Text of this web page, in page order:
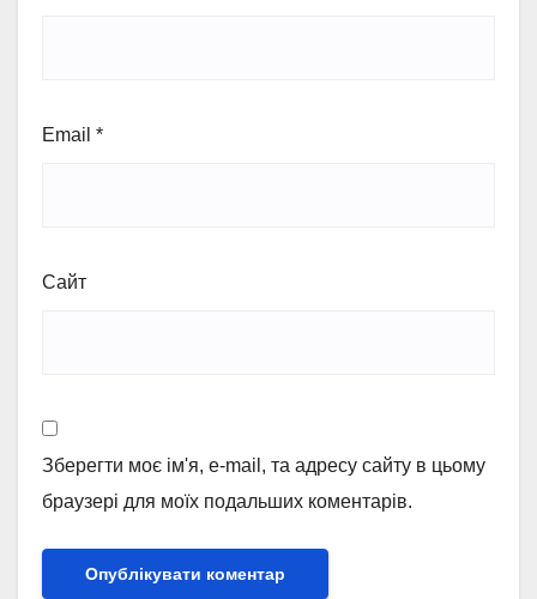
Email *
Сайт
Зберегти моє ім'я, e-mail, та адресу сайту в цьому
браузері для моїх подальших коментарів.